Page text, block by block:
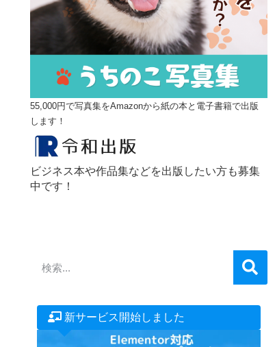
55,000円で写真集をAmazonから紙の本と電子書籍で出版
します！
ビジネス本や作品集などを出版したい方も募集
中です！
新サービス開始しました